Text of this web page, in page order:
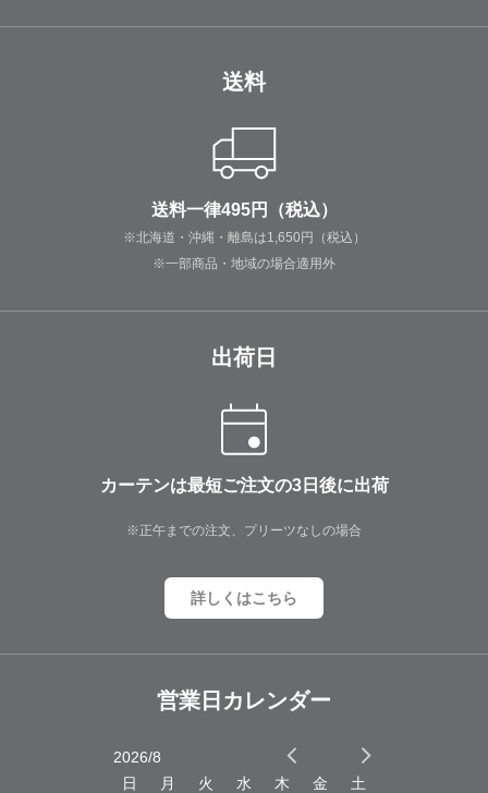
送料
送料一律495円（税込）
※北海道・沖縄・離島は1,650円（税込）
※一部商品・地域の場合適用外
出荷日
カーテンは最短ご注文の3日後に出荷
※正午までの注文、プリーツなしの場合
詳しくはこちら
営業日カレンダー
2026/8
日
月 火 水 木 金
土